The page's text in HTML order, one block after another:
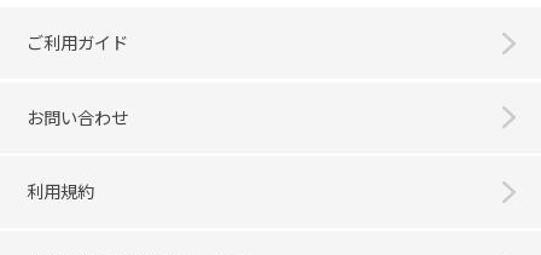
ご利用ガイド
お問い合わせ
利用規約